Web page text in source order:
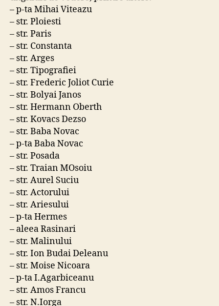
– p-ta Mihai Viteazu
– str. Ploiesti
– str. Paris
– str. Constanta
– str. Arges
– str. Tipografiei
– str. Frederic Joliot Curie
– str. Bolyai Janos
– str. Hermann Oberth
– str. Kovacs Dezso
– str. Baba Novac
– p-ta Baba Novac
– str. Posada
– str. Traian MOsoiu
– str. Aurel Suciu
– str. Actorului
– str. Ariesului
– p-ta Hermes
– aleea Rasinari
– str. Malinului
– str. Ion Budai Deleanu
– str. Moise Nicoara
– p-ta I.Agarbiceanu
– str. Amos Francu
– str. N.Iorga